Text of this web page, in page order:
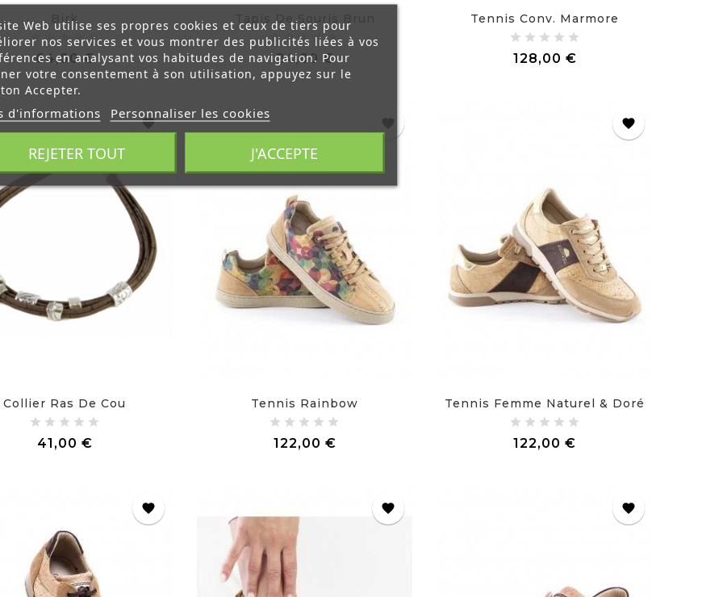
Web utilise ses propres cookies et ceux de tiers pour
nos services et vous montrer des publicités liées à vos
en analysant vos habitudes de navigation. Pour
votre consentement à son utilisation, appuyez sur le
Accepter.
d'informations Personnaliser les cookies
REJETER TOUT J'ACCEPTE
Birk
64,00 €Prix
Tapis De Souris Brun
24,00 €Prix
Tennis Conv. Marmore
128,00 €Prix
favorite
Collier Ras De Cou
41,00 €Prix
favorite
Tennis Rainbow
122,00 €Prix
favorite
Tennis Femme Naturel & Doré
122,00 €
favorite favorite favorite